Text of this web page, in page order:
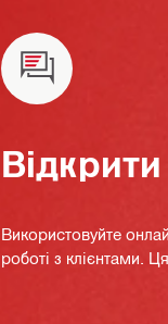
Використовуйте
роботі з клієнтами.